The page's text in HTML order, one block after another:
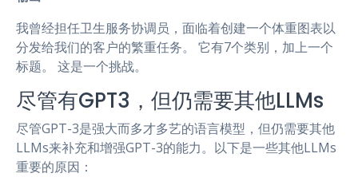
我曾经担任卫生服务协调员，面临着创建一个体重图表以
分发给我们的客户的繁重任务。 它有7个类别，加上一个
标题。 这是一个挑战。
尽管有GPT3，但仍需要其他LLMs
尽管GPT-3是强大而多才多艺的语言模型，但仍需要其他
LLMs来补充和增强GPT-3的能力。以下是一些其他LLMs
重要的原因：